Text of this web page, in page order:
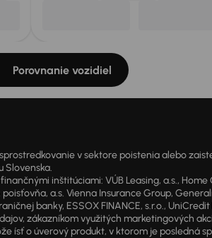
Porovnanie vozidiel
v sektore poistenia alebo
Slovenska.
inštitúciami: VÚB Leasing, a.s.,
a.s. Vienna Insurance Group,
banky, ESSOX FINANCE, s.r.o.,
zákazníkom využitých marketingových
o úverový produkt, v ktorom je posledná